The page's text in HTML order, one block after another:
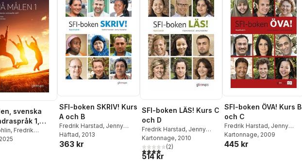
svenska
1,
, Fredrik
SFI-boken SKRIV! Kurs
A och B
Fredrik Harstad, Jenny
Hostetter
Häftad, 2013
363 kr
SFI-boken LÄS! Kurs C
och D
Fredrik Harstad, Jenny
Hostetter
Kartonnage, 2010
4,0utav 5 stjärnor. Totalt antal röster:
(2)
514 kr
SFI-boken ÖVA! Kurs B
och C
Fredrik Harstad, Jenny
Hostetter
Kartonnage, 2009
445 kr